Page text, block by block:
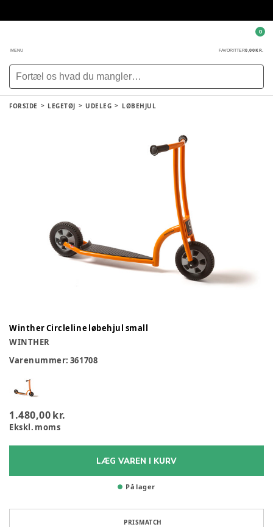
MENU FAVORITTER0,00 KR.
0
FORSIDE LEGETØJ UDELEG LØBEHJUL
Winther Circleline løbehjul small
WINTHER
Varenummer: 361708
1.480,00 kr.
Ekskl. moms
LÆG VAREN I KURV
På lager
PRISMATCH